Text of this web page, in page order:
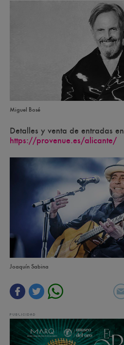
Miguel Bosé
Detalles y venta de entradas en
https://provenue.es/alicante/
Joaquín Sabina